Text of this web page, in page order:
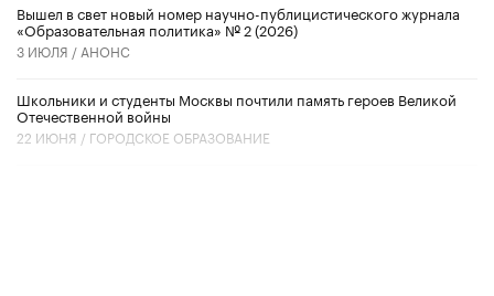
Вышел в свет новый номер научно-публицистического журнала
«Образовательная политика» № 2 (2026)
3 ИЮЛЯ / АНОНС
Школьники и студенты Москвы почтили память героев Великой
Отечественной войны
22 ИЮНЯ / ГОРОДСКОЕ ОБРАЗОВАНИЕ